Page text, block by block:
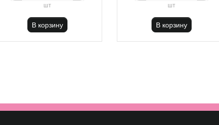
шт
В корзину
шт
В корзину